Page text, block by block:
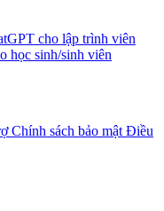
cho lập trình viên
học sinh/sinh viên
Chính sách bảo mậtĐiều